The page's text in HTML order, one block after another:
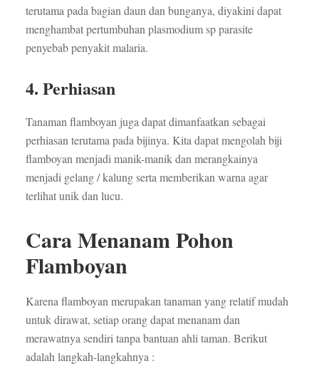
terutama pada bagian daun dan bunganya, diyakini dapat
menghambat pertumbuhan plasmodium sp parasite
penyebab penyakit malaria.
4. Perhiasan
Tanaman flamboyan juga dapat dimanfaatkan sebagai
perhiasan terutama pada bijinya. Kita dapat mengolah biji
flamboyan menjadi manik-manik dan merangkainya
menjadi gelang / kalung serta memberikan warna agar
terlihat unik dan lucu.
Cara Menanam Pohon
Flamboyan
Karena flamboyan merupakan tanaman yang relatif mudah
untuk dirawat, setiap orang dapat menanam dan
merawatnya sendiri tanpa bantuan ahli taman. Berikut
adalah langkah-langkahnya :